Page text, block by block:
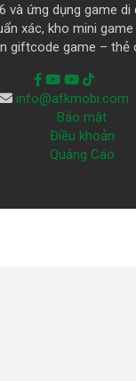
và ứng dụng game di
xác, kho mini
giftcode game – thẻ
info@afkmobi.com
Bảo mật
Điều khoản
Quảng Cáo